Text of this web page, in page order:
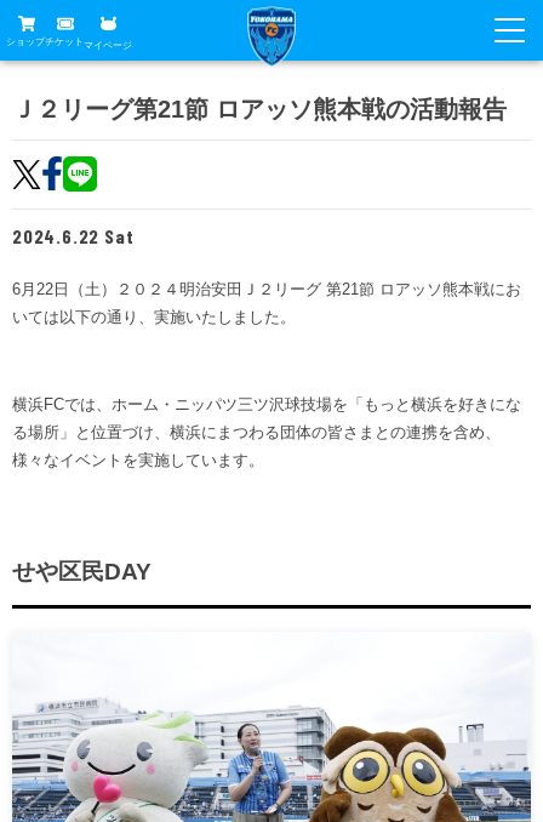
ショップチケット マイページ
グッズ
ホームタウン
トップチーム
クラブ
アカデミー
試合
試合日程
チケット
席種・価格表
販売スケジュール
ニッパツシート
練習見学について
横浜FC観戦ガイド
試合会場アクセス
クラブ
クラブ概要
サステナビリティ
横浜FCスポーツクラブ
ニッパツ横浜FCシーガルズ
ゲームスチュワード
ファン
クラブメンバー
スタータークラブ
オリジナルビール
育成ビジョン
アカデミースタッフ
フェニックスクラブ
パートナー
お問い合わせ
Ｊ２リーグ第21節 ロアッソ熊本戦の活動報告
2024.6.22 Sat
6月22日（土）２０２４明治安田Ｊ２リーグ 第21節 ロアッソ熊本戦にお
いては以下の通り、実施いたしました。
横浜FCでは、ホーム・ニッパツ三ツ沢球技場を「もっと横浜を好きにな
る場所」と位置づけ、横浜にまつわる団体の皆さまとの連携を含め、
様々なイベントを実施しています。
せや区民DAY